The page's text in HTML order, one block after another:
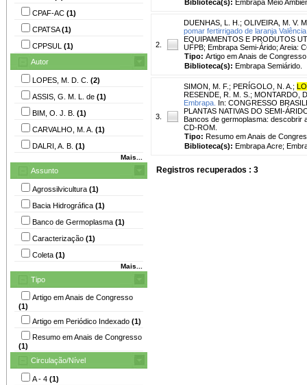
CPAF-AC (1)
CPATSA(1)
CPPSUL (1)
Autor
LOPES, M. D. C. (2)
ASSIS, G. M. L. de (1)
BIM, O. J. B. (1)
CARVALHO, M. A. (1)
DALRI, A. B. (1)
Mais...
Assunto
Agrossilvicultura (1)
Bacia Hidrográfica (1)
Banco de Germoplasma (1)
Caracterização (1)
Coleta (1)
Mais...
Tipo
Artigo em Anais de Congresso
(1)
Artigo em Periódico Indexado (1)
Resumo em Anais de Congresso
(1)
Circulação/Nível
A - 4 (1)
Biblioteca(s): Embrapa Meio
2.
DUENHAS, L. H. ; OLIVEIRA, M. V.
pomar fertirrigado de laranja
EQUIPAMENTOS E PRODUTOS
UFPB; Embrapa Semi-Árido; Areia:
Tipo: Artigo em Anais de Congresso
Biblioteca(s): Embrapa Semiárido.
3.
SIMON, M. F. ; PERÍGOLO, N. A. ;
RESENDE, R. M. S. ; MONTARDO,
Embrapa. In: CONGRESSO
PLANTAS NATIVAS DO SEMI-
Bancos de germoplasma: descobrir
CD-ROM.
Tipo: Resumo em Anais de
Biblioteca(s): Embrapa Acre;
Registros recuperados : 3